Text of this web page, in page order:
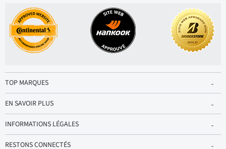
TOP MARQUES
EN SAVOIR PLUS
INFORMATIONS LÉGALES
RESTONS CONNECTÉS